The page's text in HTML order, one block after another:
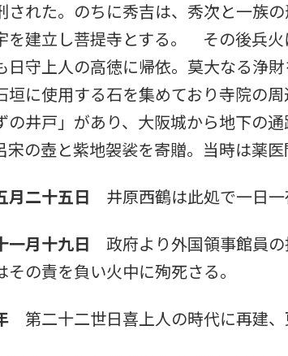
された。のちに秀吉は、秀次と一族
を建立し菩提寺とする。 その後兵
日守上人の高徳に帰依。莫大なる浄
垣に使用する石を集めており寺院の
の井戸」があり、大阪城から地下の
宋の壺と紫地袈裟を寄贈。当時は薬
月二十五日 井原西鶴は此処で一日一
一月十九日 政府より外国領事館員の
その責を負い火中に殉死さる。
第二十二世日喜上人の時代に再建、